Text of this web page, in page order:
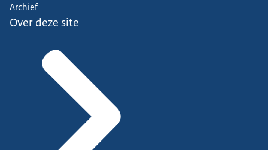
Archief
Over deze site